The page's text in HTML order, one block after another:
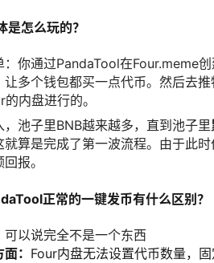
怎么玩的？
：你通过PandaTool在Four.meme
让多个钱包都买一点代币。然后去
内盘进行的。
，池子里BNB越来越多，直到池子里
算是完成了第一波流程。由于此
报。
正常的一键发币有什么区别？
以说完全不是一个东西
： Four内盘无法设置代币数量，